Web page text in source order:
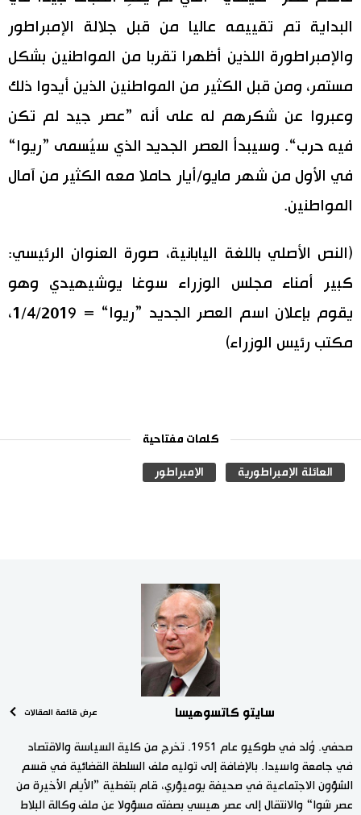
البداية تم تقييمه عاليا من قبل جلالة الإمبراطور
والإمبراطورة اللذين أظهرا تقربا من المواطنين بشكل
مستمر، ومن قبل الكثير من المواطنين الذين أيدوا ذلك
وعبروا عن شكرهم له على أنه ”عصر جيد لم تكن
فيه حرب“. وسيبدأ العصر الجديد الذي سيُسمى ”ريوا“
في الأول من شهر مايو/أيار حاملا معه الكثير من آمال
المواطنين.
(النص الأصلي باللغة اليابانية، صورة العنوان الرئيسي:
كبير أمناء مجلس الوزراء سوغا يوشيهيدي وهو
يقوم بإعلان اسم العصر الجديد ”ريوا“ = 1/4/2019،
مكتب رئيس الوزراء)
كلمات مفتاحية
العائلة الإمبراطورية الإمبراطور
سايتو كاتسوهيسا عرض قائمة المقالات
صحفي. وُلد في طوكيو عام 1951. تخرج من كلية السياسة والاقتصاد
في جامعة واسيدا. بالإضافة إلى توليه ملف السلطة القضائية في قسم
الشؤون الاجتماعية في صحيفة يوميؤري، قام بتغطية ”الأيام الأخيرة من
عصر شوا“ والانتقال إلى عصر هيسي بصفته مسؤولا عن ملف وكالة البلاط